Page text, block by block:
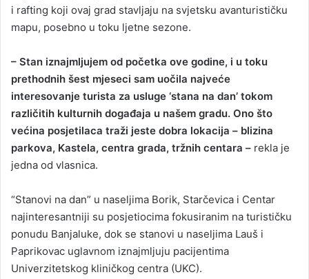
i rafting koji ovaj grad stavljaju na svjetsku avanturističku
mapu, posebno u toku ljetne sezone.
– Stan iznajmljujem od početka ove godine, i u toku
prethodnih šest mjeseci sam uočila najveće
interesovanje turista za usluge ‘stana na dan’ tokom
različitih kulturnih događaja u našem gradu. Ono što
većina posjetilaca traži jeste dobra lokacija – blizina
parkova, Kastela, centra grada, tržnih centara – rekla je
jedna od vlasnica.
“Stanovi na dan” u naseljima Borik, Starčevica i Centar
najinteresantniji su posjetiocima fokusiranim na turističku
ponudu Banjaluke, dok se stanovi u naseljima Lauš i
Paprikovac uglavnom iznajmljuju pacijentima
Univerzitetskog kliničkog centra (UKC).